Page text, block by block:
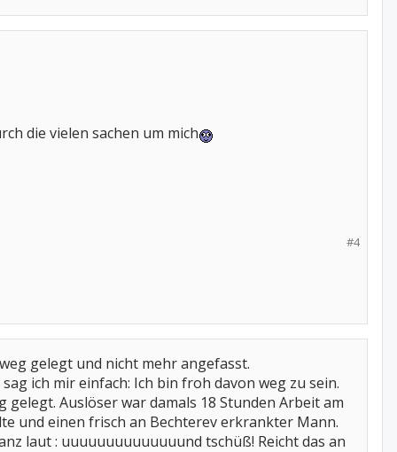
die vielen sachen um mich
#4
gelegt und nicht mehr angefasst.
ich mir einfach: Ich bin froh davon weg zu sein.
Auslöser war damals 18 Stunden Arbeit am
und einen frisch an Bechterev erkrankter Mann.
laut : uuuuuuuuuuuuuund tschüß! Reicht das an